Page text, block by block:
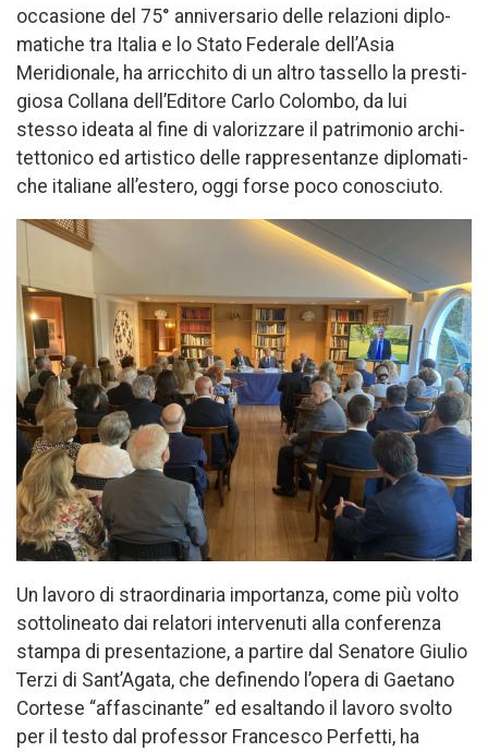
occasione del 75° an­ni­ver­sa­rio del­le re­la­zio­ni di­plo­
ma­ti­che tra Ita­lia e lo Stato Federale dell’Asia
Meridionale, ha arricchito di un altro tassello la pre­sti­
gio­sa Col­la­na dell’Edi­to­re Car­lo Co­lom­bo, da lui
stesso ideata al fine di va­lo­riz­za­re il pa­tri­mo­nio ar­chi­
tet­to­ni­co ed ar­ti­sti­co del­le rap­pre­sen­tan­ze di­plo­ma­ti­
che ita­lia­ne al­l’e­ste­ro, oggi forse poco conosciuto.
Un lavoro di straordinaria importanza, come più volto
sottolineato dai relatori intervenuti alla conferenza
stampa di presentazione, a partire dal Senatore Giu­lio
Ter­zi di San­t’A­ga­ta, che definendo l’opera di Gaetano
Cortese “affascinante” ed esaltando il lavoro svolto
per il testo dal professor Francesco Perfetti, ha